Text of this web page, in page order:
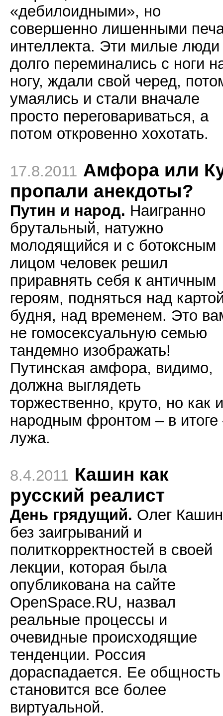
«дебилоидными», но
совершенно лишенными
интеллекта. Эти милые люди
долго переминались с ноги
ногу, ждали свой черед,
умаялись и стали вначале
просто переговариваться, а
потом откровенно хохотать.
17.8.2011 Амфора или
пропали анекдоты?
Путин и народ. Наигранно
брутальный, натужно
молодящийся и с ботоксным
лицом человек решил
приравнять себя к античным
героям, подняться над
будня, над временем. Это
не гомосексуальную семью
тандемно изображать!
Путинская амфора, видимо,
должна выглядеть
торжественно, круто, но как
народным фронтом – в итоге
лужа.
8.4.2011 Кашин как
русский реалист
День грядущий. Олег Кашин
без заигрываний и
политкорректностей в своей
лекции, которая была
опубликована на сайте
OpenSpace.RU, назвал
реальные процессы и
очевидные происходящие
тенденции. Россия
дораспадается. Ее общность
становится все более
виртуальной.